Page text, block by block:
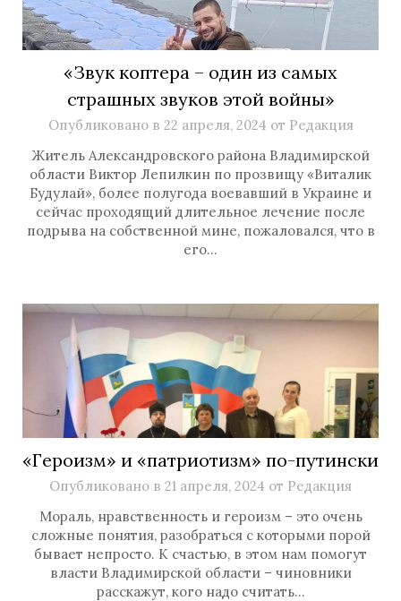
«Звук коптера – один из самых
страшных звуков этой войны»
Опубликовано в 22 апреля, 2024 от Редакция
Житель Александровского района Владимирской
области Виктор Лепилкин по прозвищу «Виталик
Будулай», более полугода воевавший в Украине и
сейчас проходящий длительное лечение после
подрыва на собственной мине, пожаловался, что в
его…
«Героизм» и «патриотизм» по-путински
Опубликовано в 21 апреля, 2024 от Редакция
Мораль, нравственность и героизм – это очень
сложные понятия, разобраться с которыми порой
бывает непросто. К счастью, в этом нам помогут
власти Владимирской области – чиновники
расскажут, кого надо считать…